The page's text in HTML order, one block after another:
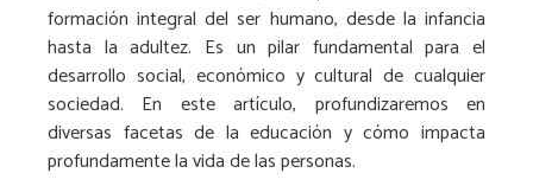
formación integral del ser humano, desde la infancia
hasta la adultez. Es un pilar fundamental para el
desarrollo social, económico y cultural de cualquier
sociedad. En este artículo, profundizaremos en
diversas facetas de la educación y cómo impacta
profundamente la vida de las personas.